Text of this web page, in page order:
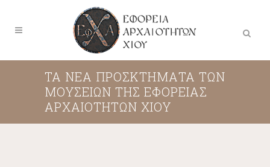
ΤΑ ΝΕΑ ΠΡΟΣΚΤΗΜΑΤΑ ΤΩΝ
ΜΟΥΣΕΙΩΝ ΤΗΣ ΕΦΟΡΕΙΑΣ
ΑΡΧΑΙΟΤΗΤΩΝ ΧΙΟΥ